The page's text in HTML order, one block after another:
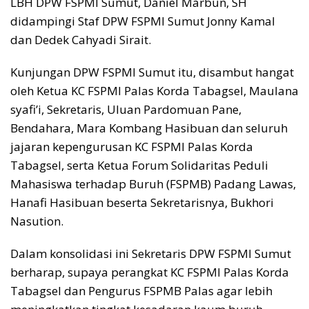
didampingi Staf DPW FSPMI Sumut Jonny Kamal
dan Dedek Cahyadi Sirait.
Kunjungan DPW FSPMI Sumut itu, disambut hangat
oleh Ketua KC FSPMI Palas Korda Tabagsel, Maulana
syafi’i, Sekretaris, Uluan Pardomuan Pane,
Bendahara, Mara Kombang Hasibuan dan seluruh
jajaran kepengurusan KC FSPMI Palas Korda
Tabagsel, serta Ketua Forum Solidaritas Peduli
Mahasiswa terhadap Buruh (FSPMB) Padang Lawas,
Hanafi Hasibuan beserta Sekretarisnya, Bukhori
Nasution.
Dalam konsolidasi ini Sekretaris DPW FSPMI Sumut
berharap, supaya perangkat KC FSPMI Palas Korda
Tabagsel dan Pengurus FSPMB Palas agar lebih